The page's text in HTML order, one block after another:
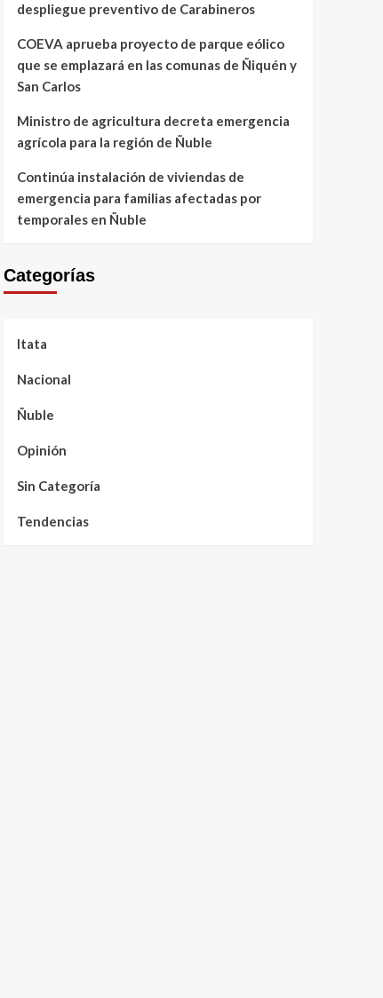
despliegue preventivo de Carabineros
COEVA aprueba proyecto de parque eólico
que se emplazará en las comunas de Ñiquén y
San Carlos
Ministro de agricultura decreta emergencia
agrícola para la región de Ñuble
Continúa instalación de viviendas de
emergencia para familias afectadas por
temporales en Ñuble
Categorías
Itata
Nacional
Ñuble
Opinión
Sin Categoría
Tendencias